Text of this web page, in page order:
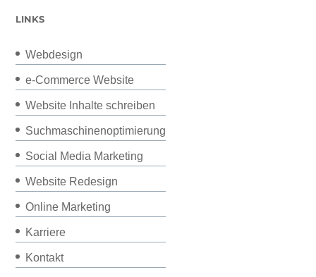
LINKS
Webdesign
e-Commerce Website
Website Inhalte schreiben
Suchmaschinenoptimierung
Social Media Marketing
Website Redesign
Online Marketing
Karriere
Kontakt